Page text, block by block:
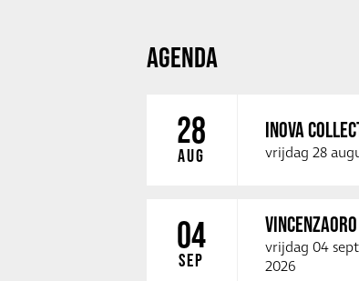
AGENDA
28
AUG
INOVA
vrijdag 28
04
SEP
VINCENZAORO
vrijdag 04
2026